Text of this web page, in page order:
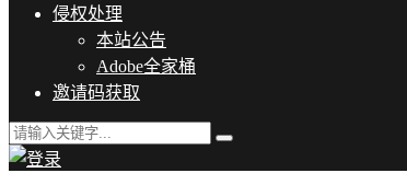
侵权处理
本站公告
Adobe全家桶
邀请码获取